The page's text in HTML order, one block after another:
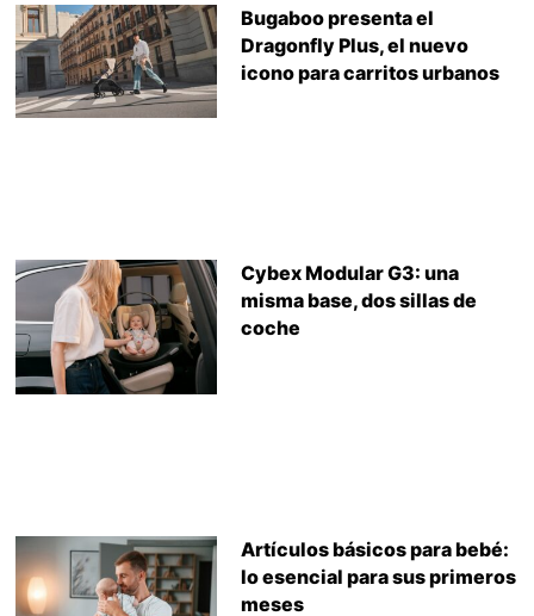
Bugaboo presenta el
Dragonfly Plus, el nuevo
icono para carritos urbanos
Cybex Modular G3: una
misma base, dos sillas de
coche
Artículos básicos para bebé:
lo esencial para sus primeros
meses